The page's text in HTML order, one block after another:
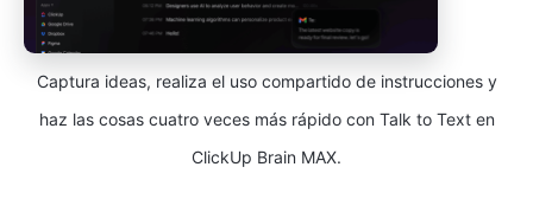
Captura ideas, realiza el uso compartido de instrucciones y
haz las cosas cuatro veces más rápido con Talk to Text en
ClickUp Brain MAX.